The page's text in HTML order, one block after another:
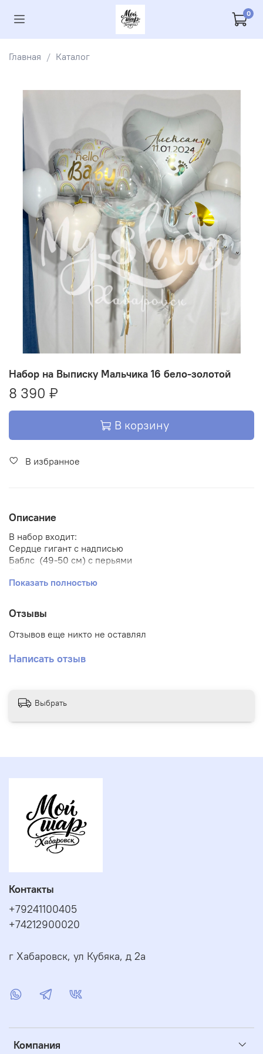
0
Главная Каталог
Набор на Выписку Мальчика 16 бело-золотой
8 390 ₽
В корзину
В избранное
Описание
В набор входит:
Сердце гигант с надписью
Баблс (49-50 см) с перьями
Облако
Латексный шар 3 шт
Каждый шар на своем грузике.
Показать полностью
Отзывы
Отзывов еще никто не оставлял
Написать отзыв
Выбрать
Компания
Контакты
+79241100405
+74212900020
г Хабаровск, ул Кубяка, д 2а